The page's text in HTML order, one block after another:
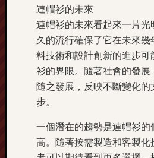
連帽衫的未來
連帽衫的未來看起來一片
久的流行確保了它在未來
料技術和設計創新的進步
衫的界限。隨著社會的發展
隨之發展，反映不斷變化的
步。
一個潛在的趨勢是連帽衫的
高。隨著按需製造和客製